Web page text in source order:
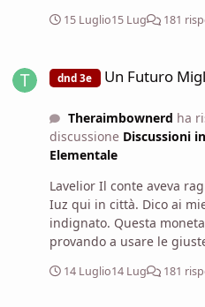
vederne il simbolo qui, in
Maledetti fanatici. Usano
ha ragione , questa
cercavamo , se il culto di
sarà solo una rivolta per
15 Luglio15 Lug 181
dnd 3e Un Futuro
Theraimbownerd ha
discussione Discussioni
Elementale
Lavelior Il conte aveva
Iuz qui in città. Dico ai
indignato. Questa
provando a usare le
effettivamente qualcosa
14 Luglio14 Lug 181